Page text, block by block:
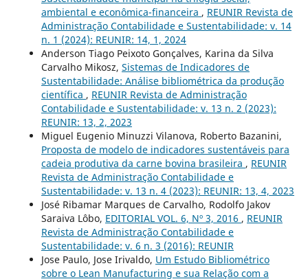
ambiental e econômica-financeira , REUNIR Revista de
Administração Contabilidade e Sustentabilidade: v. 14
n. 1 (2024): REUNIR: 14, 1, 2024
Anderson Tiago Peixoto Gonçalves, Karina da Silva
Carvalho Mikosz, Sistemas de Indicadores de
Sustentabilidade: Análise bibliométrica da produção
científica , REUNIR Revista de Administração
Contabilidade e Sustentabilidade: v. 13 n. 2 (2023):
REUNIR: 13, 2, 2023
Miguel Eugenio Minuzzi Vilanova, Roberto Bazanini,
Proposta de modelo de indicadores sustentáveis para
cadeia produtiva da carne bovina brasileira , REUNIR
Revista de Administração Contabilidade e
Sustentabilidade: v. 13 n. 4 (2023): REUNIR: 13, 4, 2023
José Ribamar Marques de Carvalho, Rodolfo Jakov
Saraiva Lôbo, EDITORIAL VOL. 6, Nº 3, 2016 , REUNIR
Revista de Administração Contabilidade e
Sustentabilidade: v. 6 n. 3 (2016): REUNIR
Jose Paulo, Jose Irivaldo, Um Estudo Bibliométrico
sobre o Lean Manufacturing e sua Relação com a